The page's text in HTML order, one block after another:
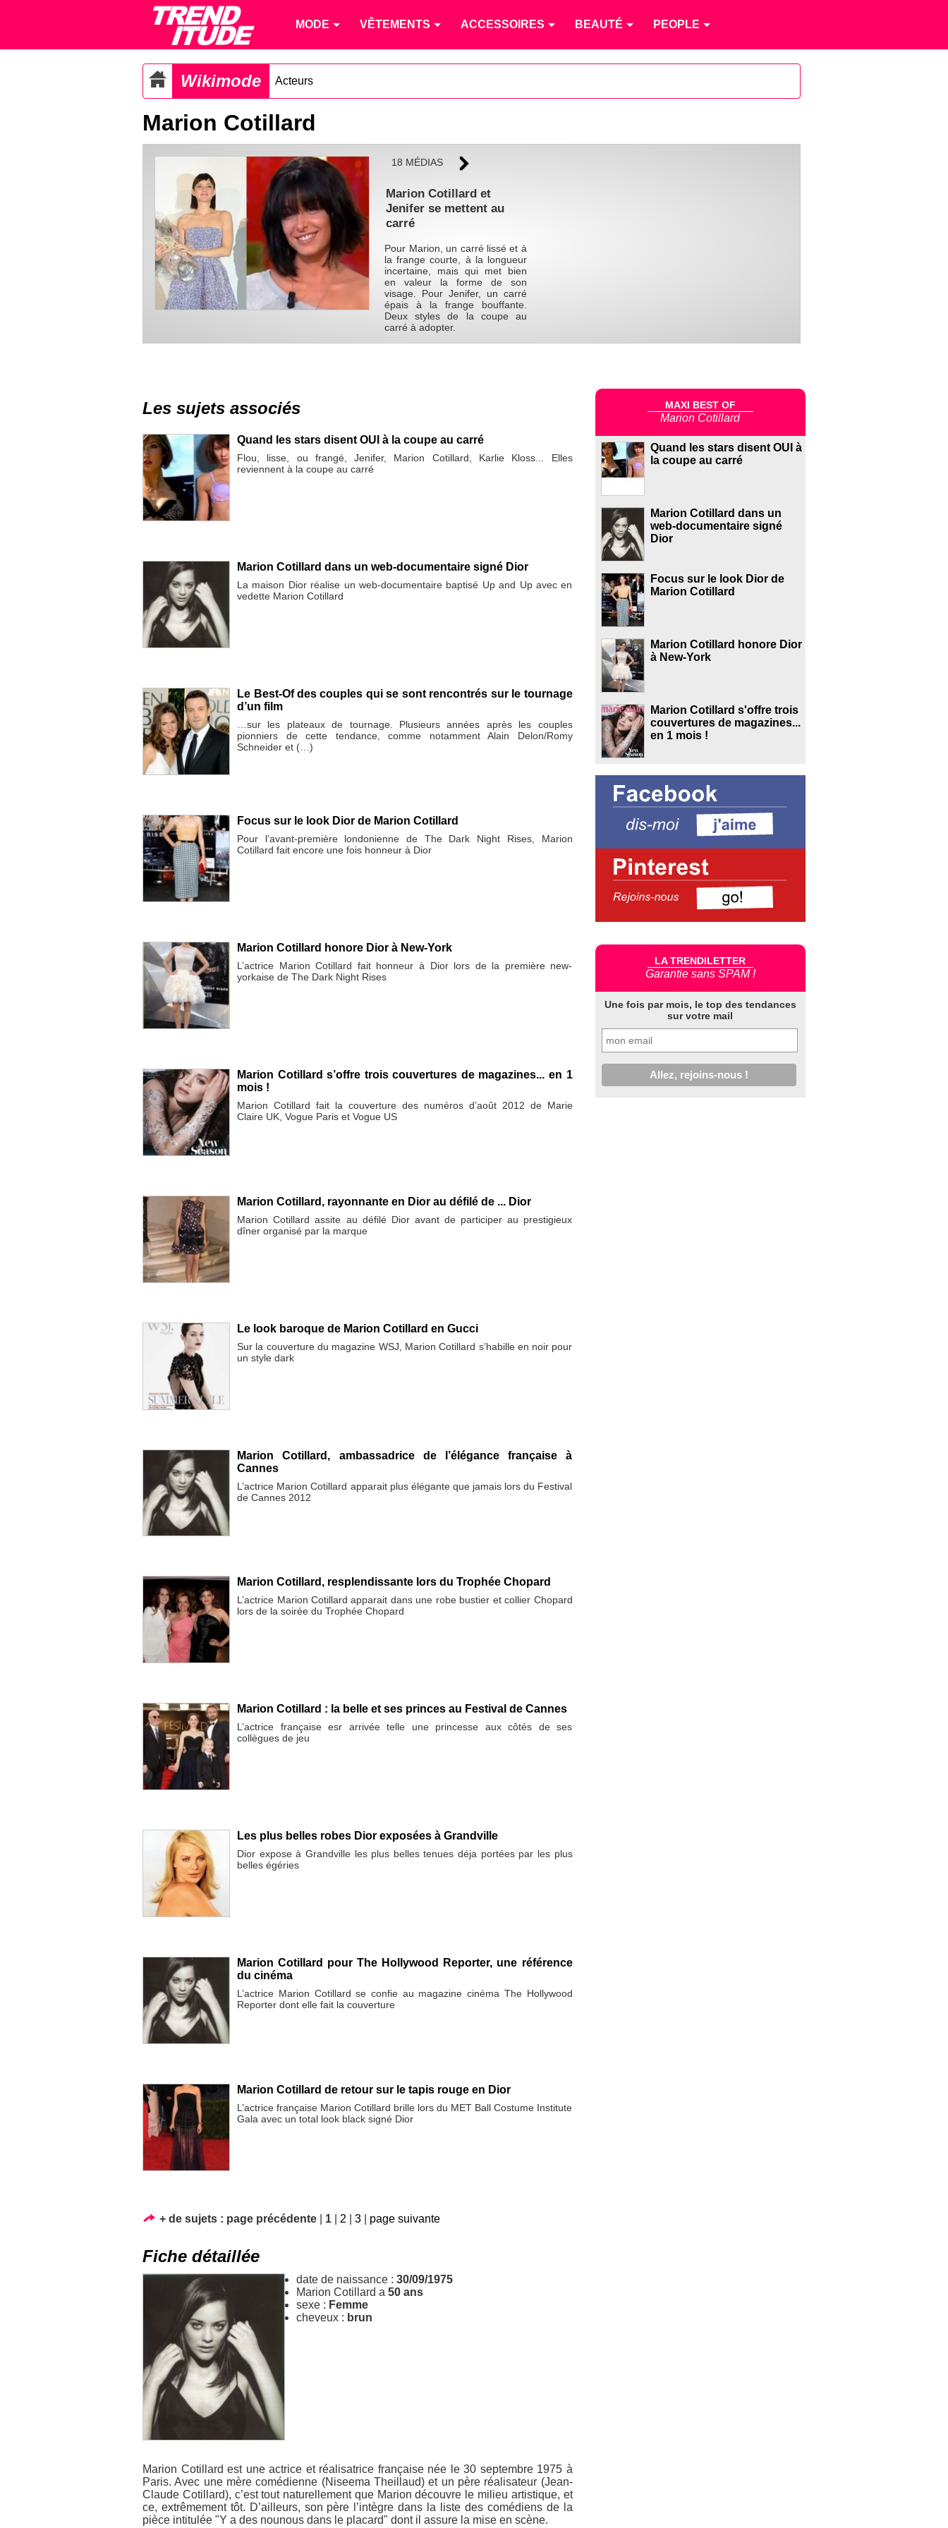
MODE VÊTEMENTS ACCESSOIRES BEAUTÉ PEOPLE
Wikimode Acteurs
Marion Cotillard
18 MÉDIAS
Marion Cotillard et
Jenifer se mettent au
carré
Pour Marion, un carré lissé et à
la frange courte, à la longueur
incertaine, mais qui met bien
en valeur la forme de son
visage. Pour Jenifer, un carré
épais à la frange bouffante.
Deux styles de la coupe au
carré à adopter.
Les sujets associés
Quand les stars disent OUI à la coupe au carré
Flou, lisse, ou frangé, Jenifer, Marion Cotillard, Karlie Kloss... Elles
reviennent à la coupe au carré
Marion Cotillard dans un web-documentaire signé Dior
La maison Dior réalise un web-documentaire baptisé Up and Up avec en
vedette Marion Cotillard
Le Best-Of des couples qui se sont rencontrés sur le tournage
d’un film
…sur les plateaux de tournage. Plusieurs années après les couples
pionniers de cette tendance, comme notamment Alain Delon/Romy
Schneider et (…)
Focus sur le look Dior de Marion Cotillard
Pour l’avant-première londonienne de The Dark Night Rises, Marion
Cotillard fait encore une fois honneur à Dior
Marion Cotillard honore Dior à New-York
L’actrice Marion Cotillard fait honneur à Dior lors de la première new-
yorkaise de The Dark Night Rises
Marion Cotillard s’offre trois couvertures de magazines... en 1
mois !
Marion Cotillard fait la couverture des numéros d’août 2012 de Marie
Claire UK, Vogue Paris et Vogue US
Marion Cotillard, rayonnante en Dior au défilé de ... Dior
Marion Cotillard assite au défilé Dior avant de participer au prestigieux
dîner organisé par la marque
Le look baroque de Marion Cotillard en Gucci
Sur la couverture du magazine WSJ, Marion Cotillard s’habille en noir pour
un style dark
Marion Cotillard, ambassadrice de l’élégance française à
Cannes
L’actrice Marion Cotillard apparait plus élégante que jamais lors du Festival
de Cannes 2012
Marion Cotillard, resplendissante lors du Trophée Chopard
L’actrice Marion Cotillard apparait dans une robe bustier et collier Chopard
lors de la soirée du Trophée Chopard
Marion Cotillard : la belle et ses princes au Festival de Cannes
L’actrice française esr arrivée telle une princesse aux côtés de ses
collègues de jeu
Les plus belles robes Dior exposées à Grandville
Dior expose à Grandville les plus belles tenues déja portées par les plus
belles égéries
Marion Cotillard pour The Hollywood Reporter, une référence
du cinéma
L’actrice Marion Cotillard se confie au magazine cinéma The Hollywood
Reporter dont elle fait la couverture
Marion Cotillard de retour sur le tapis rouge en Dior
L’actrice française Marion Cotillard brille lors du MET Ball Costume Institute
Gala avec un total look black signé Dior
+ de sujets : page précédente 1 2 3 page suivante
Fiche détaillée
date de naissance : 30/09/1975
Marion Cotillard a 50 ans
sexe : Femme
cheveux : brun
Marion Cotillard est une actrice et réalisatrice française née le 30 septembre 1975 à
Paris. Avec une mère comédienne (Niseema Theillaud) et un père réalisateur (Jean-
Claude Cotillard), c’est tout naturellement que Marion découvre le milieu artistique, et
ce, extrêmement tôt. D’ailleurs, son père l’intègre dans la liste des comédiens de la
pièce intitulée "Y a des nounous dans le placard" dont il assure la mise en scène.
MAXI BEST OF
Marion Cotillard
Quand les stars disent OUI à
la coupe au carré
Marion Cotillard dans un
web-documentaire signé
Dior
Focus sur le look Dior de
Marion Cotillard
Marion Cotillard honore Dior
à New-York
Marion Cotillard s'offre trois
couvertures de magazines...
en 1 mois !
LA TRENDILETTER
Garantie sans SPAM !
Une fois par mois, le top des tendances
sur votre mail